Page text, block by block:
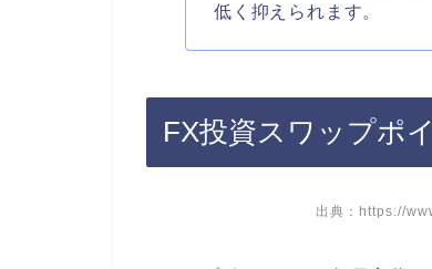
低く抑えられます。
FX投資スワップポ
出典：https://